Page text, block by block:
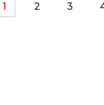
1 2 3